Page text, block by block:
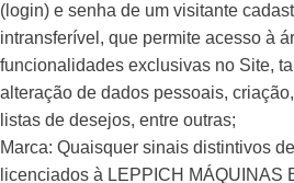
(login) e senha de um visitante
intransferível, que permite acesso à
funcionalidades exclusivas no Site,
alteração de dados pessoais,
listas de desejos, entre outras;
Marca: Quaisquer sinais distintivos
licenciados à LEPPICH MÁQUINAS